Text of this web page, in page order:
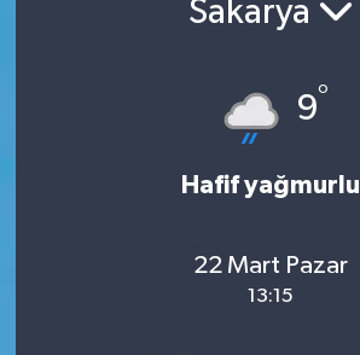
Sakarya
9°
Hafif yağmurlu
22 Mart Pazar
13:15